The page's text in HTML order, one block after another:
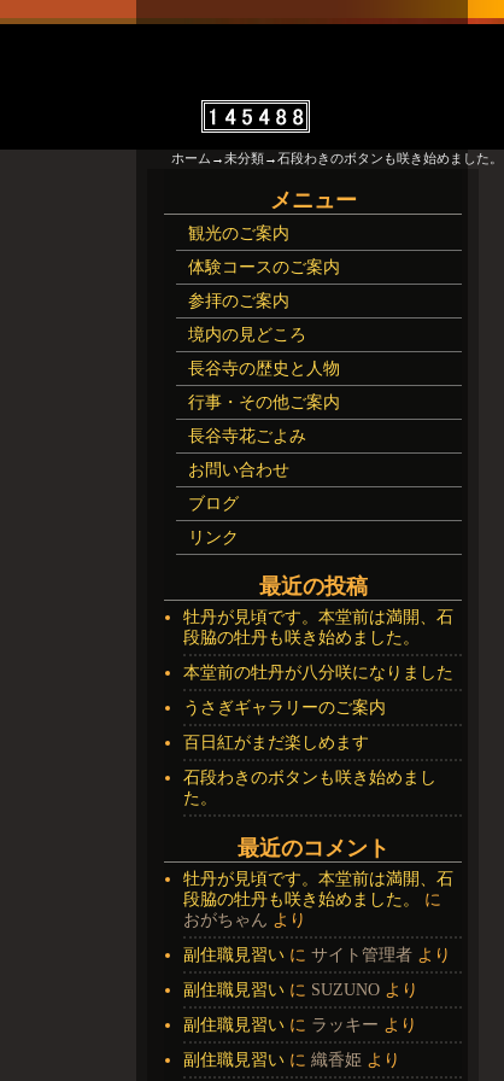
ホーム →未分類→石段わきのボタンも咲き始めました。
メニュー
観光のご案内
体験コースのご案内
参拝のご案内
境内の見どころ
長谷寺の歴史と人物
行事・その他ご案内
長谷寺花ごよみ
お問い合わせ
ブログ
リンク
最近の投稿
牡丹が見頃です。本堂前は満開、石
段脇の牡丹も咲き始めました。
本堂前の牡丹が八分咲になりました
うさぎギャラリーのご案内
百日紅がまだ楽しめます
石段わきのボタンも咲き始めまし
た。
最近のコメント
牡丹が見頃です。本堂前は満開、石
段脇の牡丹も咲き始めました。
に
おがちゃん より
副住職見習いに サイト管理者より
副住職見習いに SUZUNOより
副住職見習いに ラッキー より
副住職見習いに 織香姫 より